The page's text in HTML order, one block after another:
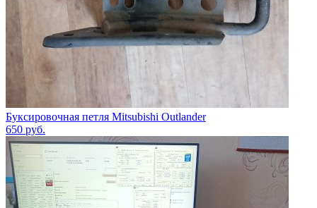
Буксировочная петля Mitsubishi Outlander
650 руб.